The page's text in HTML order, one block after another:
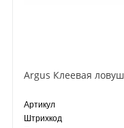
Артикул
Штрихкод